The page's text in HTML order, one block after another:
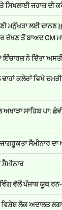
ਸਿਖਲਾਈ ਜਹਾਜ਼ ਦੀ
ਮਨੁੱਖਤਾ ਲਈ ਚਾਨਣ
ਰੱਖਣ ਤੋਂ ਬਾਅਦ CM
ਇੰਚਾਰਜ਼ ਨੇ ਦਿੱਤਾ
ਕਲੇਰਾਂ ਵਿਖੇ
ਸਾਹਿਬ ਪਾ:
ਸੈਮੀਨਾਰ
ਵੱਲੋਂ ਪੰਜਾਬ ਯੂਥ
ਲੋਕ ਅਦਾਲਤ